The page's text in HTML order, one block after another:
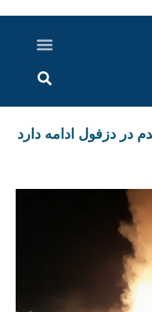
در دزفول ادامه دارد